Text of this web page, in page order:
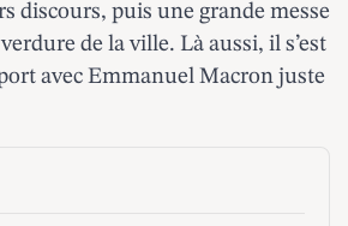
discours, puis une grande messe
de la ville. Là aussi, il s’est
avec Emmanuel Macron juste